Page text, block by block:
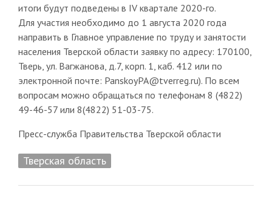
итоги будут подведены в IV квартале 2020-го.
Для участия необходимо до 1 августа 2020 года
направить в Главное управление по труду и занятости
населения Тверской области заявку по адресу: 170100,
Тверь, ул. Вагжанова, д.7, корп. 1, каб. 412 или по
электронной почте: PanskoyPA@tverreg.ru). По всем
вопросам можно обращаться по телефонам 8 (4822)
49-46-57 или 8(4822) 51-03-75.
Пресс-служба Правительства Тверской области
Тверская область